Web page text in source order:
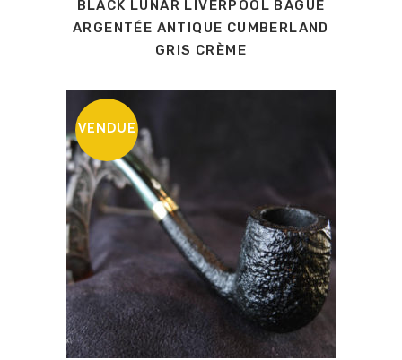
BLACK LUNAR LIVERPOOL BAGUE
ARGENTÉE ANTIQUE CUMBERLAND
GRIS CRÈME
VENDUE